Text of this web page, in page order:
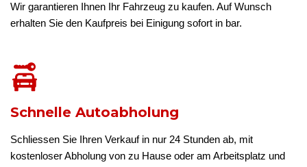
Wir garantieren Ihnen Ihr Fahrzeug zu kaufen. Auf Wunsch
erhalten Sie den Kaufpreis bei Einigung sofort in bar.
Schnelle Autoabholung
Schliessen Sie Ihren Verkauf in nur 24 Stunden ab, mit
kostenloser Abholung von zu Hause oder am Arbeitsplatz und